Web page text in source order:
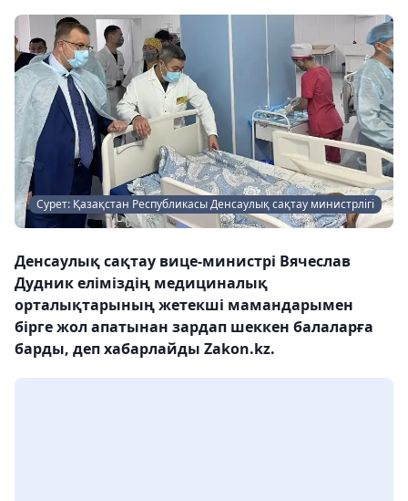
Сурет: Қазақстан Республикасы Денсаулық сақтау министрлігі
Денсаулық сақтау вице-министрі Вячеслав
Дудник еліміздің медициналық
орталықтарының жетекші мамандарымен
бірге жол апатынан зардап шеккен балаларға
барды, деп хабарлайды Zakon.kz.